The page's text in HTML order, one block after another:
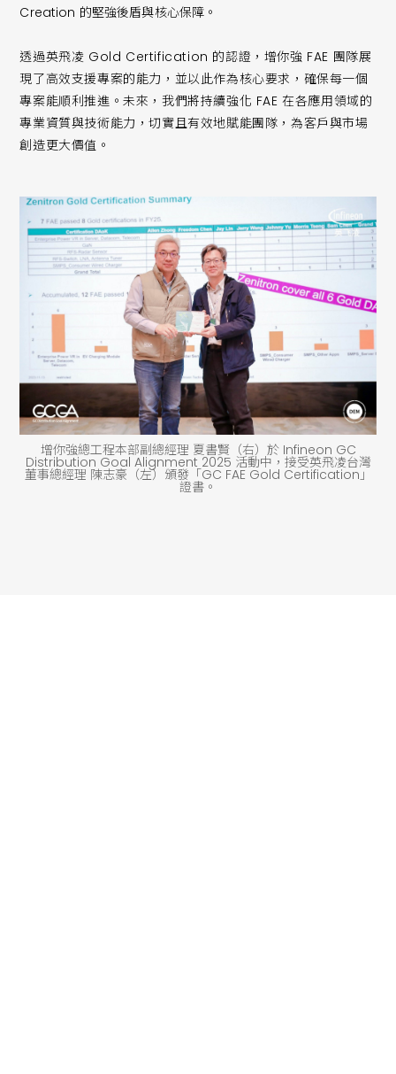
增你強總工程本部副總經理 夏書賢（右）於 Infineon GC
Distribution Goal Alignment 2025 活動中，接受英飛凌台灣
董事總經理 陳志豪（左）頒發「GC FAE Gold Certification」
證書。
Creation 的堅強後盾與核心保障。
透過英飛凌 Gold Certification 的認證，增你強 FAE 團隊展
現了高效支援專案的能力，並以此作為核心要求，確保每一個
專案能順利推進。未來，我們將持續強化 FAE 在各應用領域的
專業資質與技術能力，切實且有效地賦能團隊，為客戶與市場
創造更大價值。